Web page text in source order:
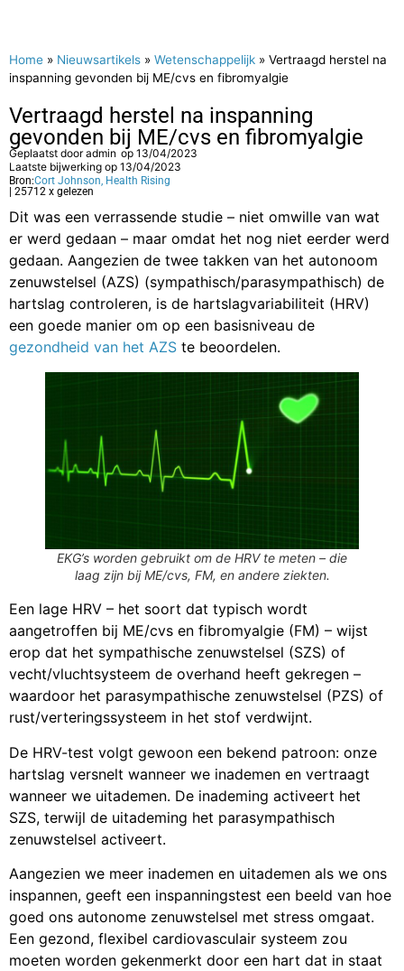
Home » Nieuwsartikels » Wetenschappelijk » Vertraagd herstel na
inspanning gevonden bij ME/cvs en fibromyalgie
Vertraagd herstel na inspanning
gevonden bij ME/cvs en fibromyalgie
Geplaatst dooradmin op 13/04/2023
Laatste bijwerking op 13/04/2023
Bron:Cort Johnson, Health Rising
| 25712 x gelezen
Dit was een verrassende studie – niet omwille van wat
er werd gedaan – maar omdat het nog niet eerder werd
gedaan. Aangezien de twee takken van het autonoom
zenuwstelsel (AZS) (sympathisch/parasympathisch) de
hartslag controleren, is de hartslagvariabiliteit (HRV)
een goede manier om op een basisniveau de
gezondheid van het AZS te beoordelen.
EKG’s worden gebruikt om de HRV te meten – die
laag zijn bij ME/cvs, FM, en andere ziekten.
Een lage HRV – het soort dat typisch wordt
aangetroffen bij ME/cvs en fibromyalgie (FM) – wijst
erop dat het sympathische zenuwstelsel (SZS) of
vecht/vluchtsysteem de overhand heeft gekregen –
waardoor het parasympathische zenuwstelsel (PZS) of
rust/verteringssysteem in het stof verdwijnt.
De HRV-test volgt gewoon een bekend patroon: onze
hartslag versnelt wanneer we inademen en vertraagt
wanneer we uitademen. De inademing activeert het
SZS, terwijl de uitademing het parasympathisch
zenuwstelsel activeert.
Aangezien we meer inademen en uitademen als we ons
inspannen, geeft een inspanningstest een beeld van hoe
goed ons autonome zenuwstelsel met stress omgaat.
Een gezond, flexibel cardiovasculair systeem zou
moeten worden gekenmerkt door een hart dat in staat